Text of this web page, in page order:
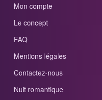
Mon compte
Le concept
FAQ
Mentions légales
Contactez-nous
Nuit romantique